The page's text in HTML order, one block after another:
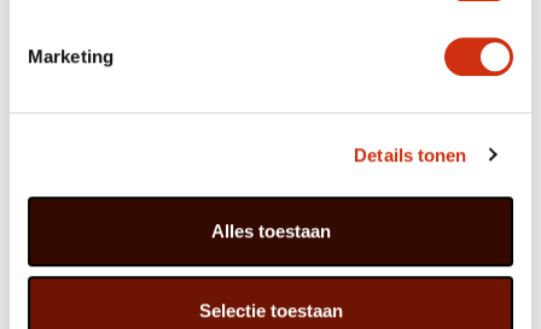
Marketing
Details tonen
Alles toestaan
Selectie toestaan
MEMBER OFWBEGROUP